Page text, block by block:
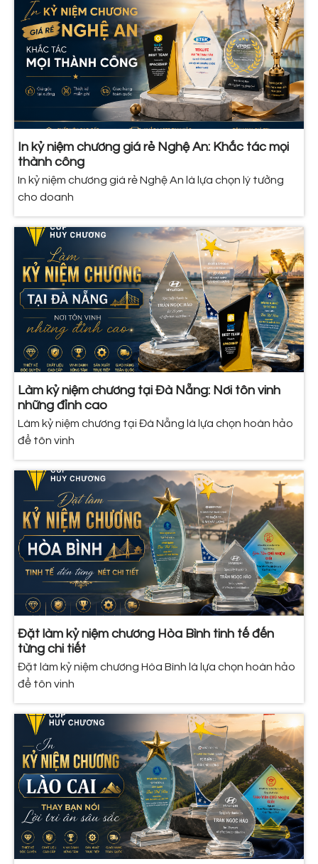
In kỷ niệm chương giá rẻ Nghệ An: Khắc tác mọi
thành công
In kỷ niệm chương giá rẻ Nghệ An là lựa chọn lý tưởng
cho doanh
Làm kỷ niệm chương tại Đà Nẵng: Nơi tôn vinh
những đỉnh cao
Làm kỷ niệm chương tại Đà Nẵng là lựa chọn hoàn hảo
để tôn vinh
Đặt làm kỷ niệm chương Hòa Bình tinh tế đến
từng chi tiết
Đặt làm kỷ niệm chương Hòa Bình là lựa chọn hoàn hảo
để tôn vinh